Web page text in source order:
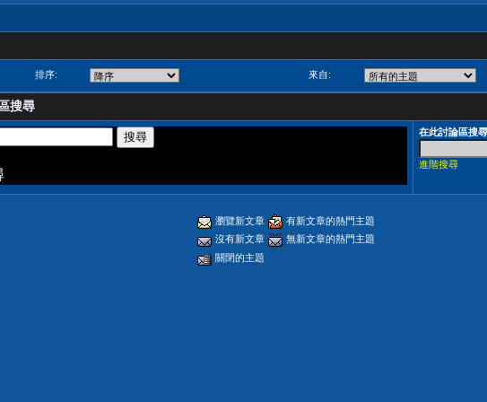
排序: 來自:
搜尋
在此討論區搜尋
進階搜尋
瀏覽新文章
有新文章的熱門主題
沒有新文章
無新文章的熱門主題
關閉的主題